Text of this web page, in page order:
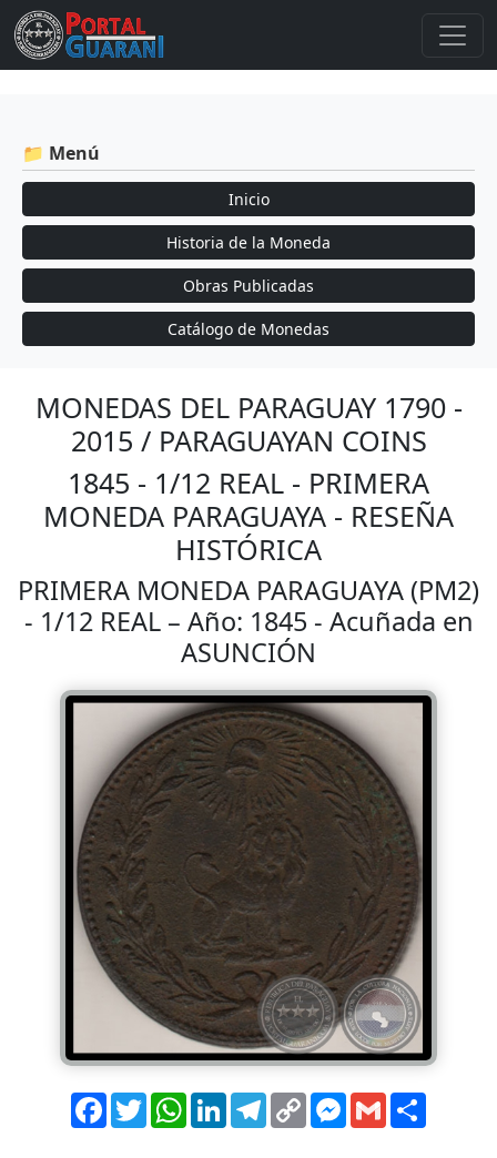
📁 Menú
Inicio
Historia de la Moneda
Obras Publicadas
Catálogo de Monedas
MONEDAS DEL PARAGUAY 1790 -
2015 / PARAGUAYAN COINS
1845 - 1/12 REAL - PRIMERA
MONEDA PARAGUAYA - RESEÑA
HISTÓRICA
PRIMERA MONEDA PARAGUAYA (PM2)
- 1/12 REAL – Año: 1845 - Acuñada en
ASUNCIÓN
Facebook
TwitterWhatsApp
LinkedInTelegram
Copy
Link
Messenger
Gmail